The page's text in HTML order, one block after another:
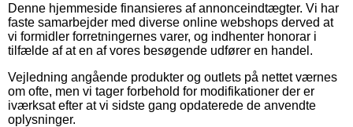
Denne hjemmeside finansieres af annonceindtægter. Vi har
faste samarbejder med diverse online webshops derved at
vi formidler forretningernes varer, og indhenter honorar i
tilfælde af at en af vores besøgende udfører en handel.
Vejledning angående produkter og outlets på nettet værnes
om ofte, men vi tager forbehold for modifikationer der er
iværksat efter at vi sidste gang opdaterede de anvendte
oplysninger.